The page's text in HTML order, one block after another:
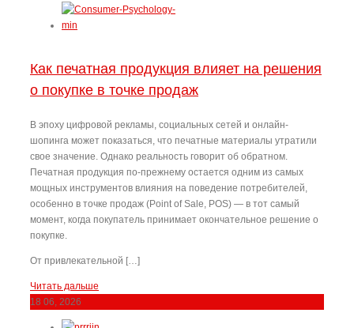
Как печатная продукция влияет на решения
о покупке в точке продаж
В эпоху цифровой рекламы, социальных сетей и онлайн-
шопинга может показаться, что печатные материалы утратили
свое значение. Однако реальность говорит об обратном.
Печатная продукция по-прежнему остается одним из самых
мощных инструментов влияния на поведение потребителей,
особенно в точке продаж (Point of Sale, POS) — в тот самый
момент, когда покупатель принимает окончательное решение о
покупке.
От привлекательной […]
Читать дальше
18 06, 2026